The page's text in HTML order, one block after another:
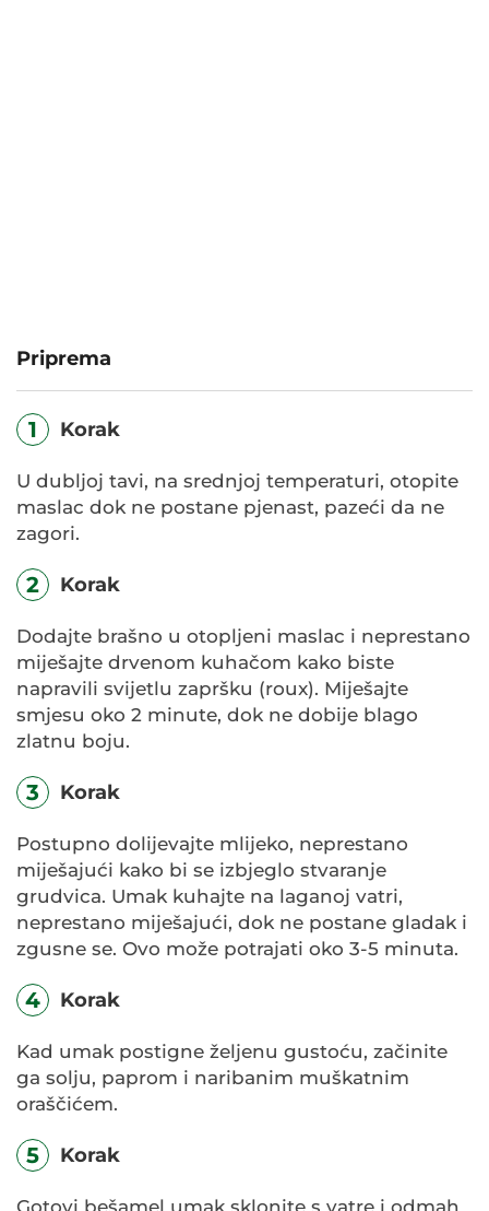
Priprema
1 Korak
U dubljoj tavi, na srednjoj temperaturi, otopite
maslac dok ne postane pjenast, pazeći da ne
zagori.
2 Korak
Dodajte brašno u otopljeni maslac i neprestano
miješajte drvenom kuhačom kako biste
napravili svijetlu zapršku (roux). Miješajte
smjesu oko 2 minute, dok ne dobije blago
zlatnu boju.
3 Korak
Postupno dolijevajte mlijeko, neprestano
miješajući kako bi se izbjeglo stvaranje
grudvica. Umak kuhajte na laganoj vatri,
neprestano miješajući, dok ne postane gladak i
zgusne se. Ovo može potrajati oko 3-5 minuta.
4 Korak
Kad umak postigne željenu gustoću, začinite
ga solju, paprom i naribanim muškatnim
oraščićem.
5 Korak
Gotovi bešamel umak sklonite s vatre i odmah